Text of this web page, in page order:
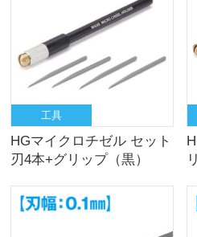
工具
HGマイクロチゼル セット
刃4本+グリップ（黒）